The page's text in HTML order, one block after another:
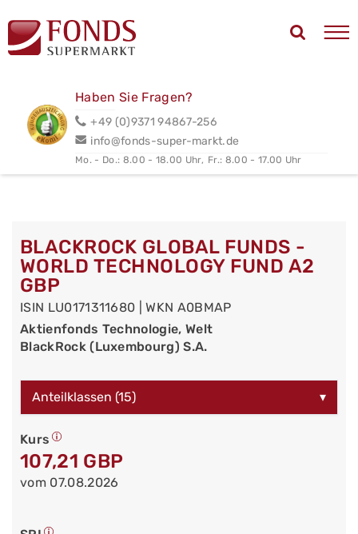
Haben Sie Fragen?
+49 (0)9371 94867-256
info@fonds-super-markt.de
Mo. - Do.: 8.00 - 18.00 Uhr, Fr.: 8.00 - 17.00 Uhr
BLACKROCK GLOBAL FUNDS -
WORLD TECHNOLOGY FUND A2
GBP
ISIN LU0171311680 | WKN A0BMAP
Aktienfonds Technologie, Welt
BlackRock (Luxembourg) S.A.
Anteilklassen (15) ▾
Kurs
107,21 GBP
vom 07.08.2026